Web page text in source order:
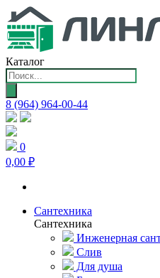
Каталог
Поиск
товаров
8 (964) 964-00-44
0
0,00 ₽
Сантехника
Сантехника
Инженерная
Слив
Для душа